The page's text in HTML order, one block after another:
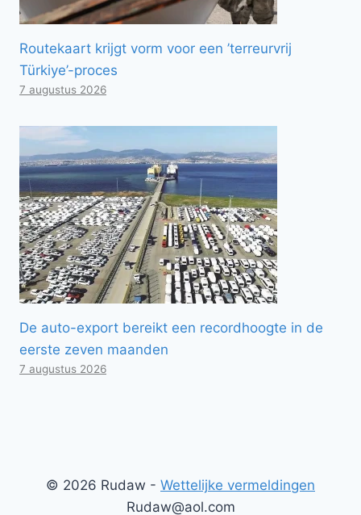
Routekaart krijgt vorm voor een ’terreurvrij
Türkiye’-proces
7 augustus 2026
De auto-export bereikt een recordhoogte in de
eerste zeven maanden
7 augustus 2026
© 2026 Rudaw - Wettelijke vermeldingen
Rudaw@aol.com